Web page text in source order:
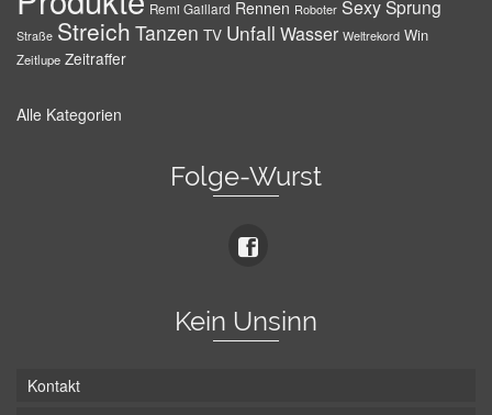
Remi Gaillard Rennen Roboter SexySprung
Straße Streich Tanzen TV Unfall Wasser Weltrekord Win
Zeitlupe Zeitraffer
Alle Kategorien
Folge-Wurst
Kein Unsinn
Kontakt